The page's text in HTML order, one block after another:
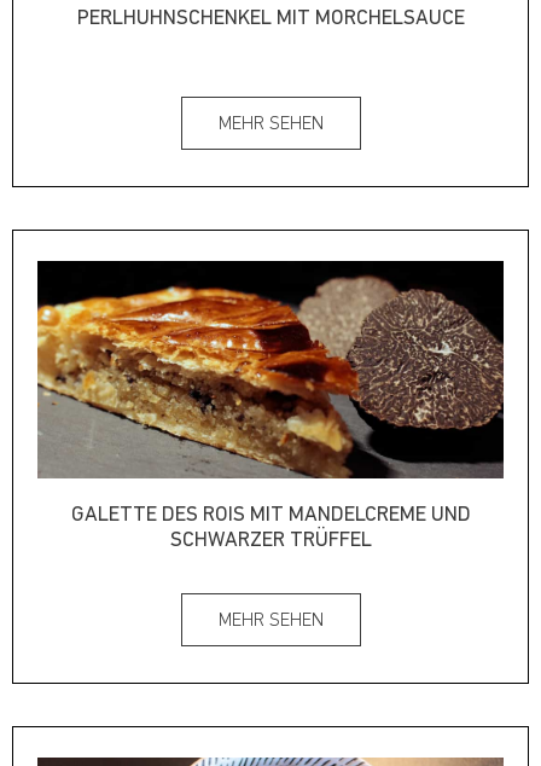
PERLHUHNSCHENKEL MIT MORCHELSAUCE
MEHR SEHEN
GALETTE DES ROIS MIT MANDELCREME UND
SCHWARZER TRÜFFEL
MEHR SEHEN